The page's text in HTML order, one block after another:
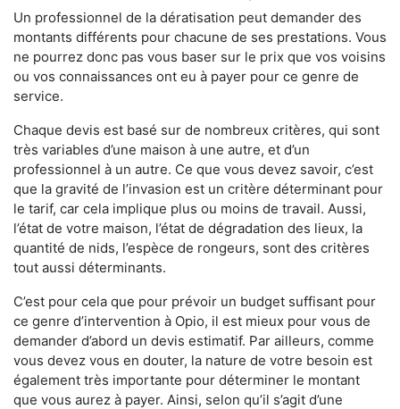
Un professionnel de la dératisation peut demander des
montants différents pour chacune de ses prestations. Vous
ne pourrez donc pas vous baser sur le prix que vos voisins
ou vos connaissances ont eu à payer pour ce genre de
service.
Chaque devis est basé sur de nombreux critères, qui sont
très variables d’une maison à une autre, et d’un
professionnel à un autre. Ce que vous devez savoir, c’est
que la gravité de l’invasion est un critère déterminant pour
le tarif, car cela implique plus ou moins de travail. Aussi,
l’état de votre maison, l’état de dégradation des lieux, la
quantité de nids, l’espèce de rongeurs, sont des critères
tout aussi déterminants.
C’est pour cela que pour prévoir un budget suffisant pour
ce genre d’intervention à Opio, il est mieux pour vous de
demander d’abord un devis estimatif. Par ailleurs, comme
vous devez vous en douter, la nature de votre besoin est
également très importante pour déterminer le montant
que vous aurez à payer. Ainsi, selon qu’il s’agit d’une